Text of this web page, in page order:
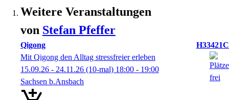
Weitere Veranstaltungen
von Stefan Pfeffer
Qigong
H33421C
Mit Qigong den Alltag stressfreier erleben
15.09.26 - 24.11.26 (10-mal) 18:00 - 19:00
Sachsen b.Ansbach